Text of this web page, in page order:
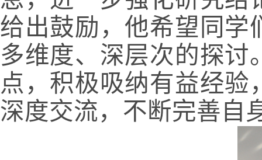
给出鼓励，他希望同学
多维度、深层次的探讨
点，积极吸纳有益经
深度交流，不断完善自